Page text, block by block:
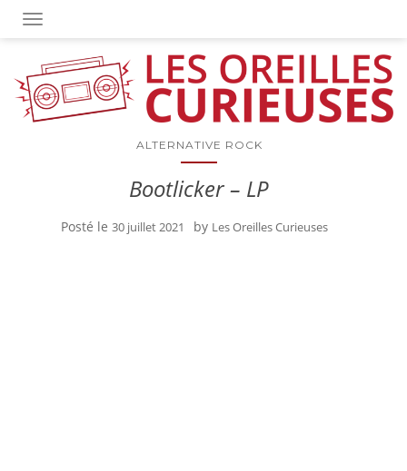
OUVRIR/FERMER LA NAVIGATION
ALTERNATIVE ROCK
Bootlicker – LP
Posté le 30 juillet 2021 by Les Oreilles Curieuses